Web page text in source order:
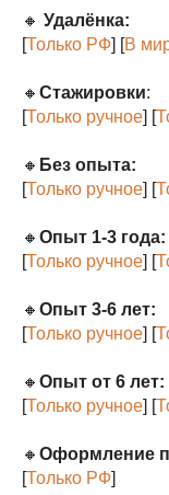
🔸 Удалёнка:
[Только РФ] [В
🔸 Стажировки:
[Только ручное] [
🔸 Без опыта:
[Только ручное] [
🔸 Опыт 1-3 года:
[Только ручное] [
🔸 Опыт 3-6 лет:
[Только ручное] [
🔸 Опыт от 6 лет:
[Только ручное] [
🔸 Оформление
[Только РФ]